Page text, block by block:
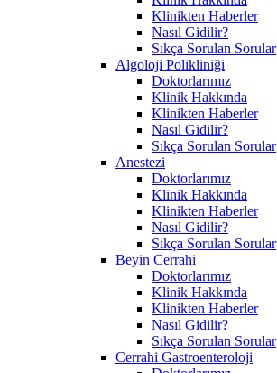
Klinikten Haberler
Nasıl Gidilir?
Sıkça Sorulan Sorular
Algoloji Polikliniği
Doktorlarımız
Klinik Hakkında
Klinikten Haberler
Nasıl Gidilir?
Sıkça Sorulan Sorular
Anestezi
Doktorlarımız
Klinik Hakkında
Klinikten Haberler
Nasıl Gidilir?
Sıkça Sorulan Sorular
Beyin Cerrahi
Doktorlarımız
Klinik Hakkında
Klinikten Haberler
Nasıl Gidilir?
Sıkça Sorulan Sorular
Cerrahi Gastroenteroloji